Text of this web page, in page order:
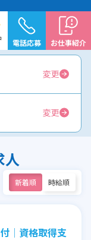
電話応募 お仕事紹介
変更
変更
人
新着順 時給順
│資格取得支